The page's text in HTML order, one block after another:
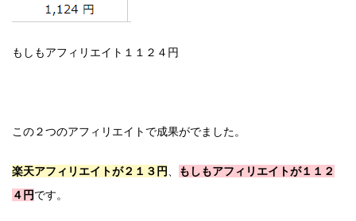
もしもアフィリエイト１１２４円
この２つのアフィリエイトで成果がでました。
楽天アフィリエイトが２１３円
もしもアフィリエイトが１１２
４円です。